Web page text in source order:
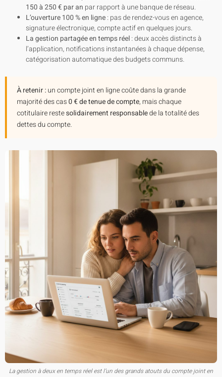
150 à 250 € par an par rapport à une banque de réseau.
L’ouverture 100 % en ligne: pas de rendez-vous en agence,
signature électronique, compte actif en quelques jours.
La gestion partagée en temps réel: deux accès distincts à
l’application, notifications instantanées à chaque dépense,
catégorisation automatique des budgets communs.
À retenir :un compte joint en ligne coûte dans la grande
majorité des cas0 € de tenue de compte, mais chaque
cotitulaire restesolidairement responsablede la totalité des
dettes du compte.
La gestion à deux en temps réel est l’un des grands atouts du compte joint en